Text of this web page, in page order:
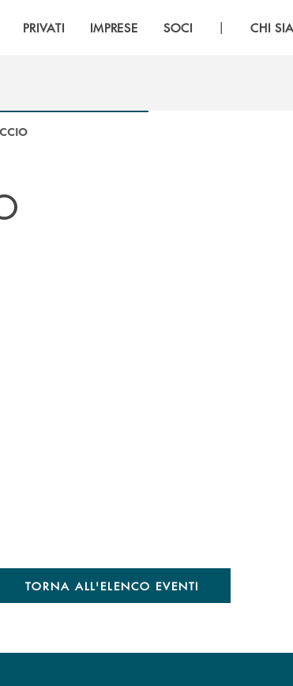
PRIVATI IMPRESE SOCI | CHI
TORNA ALL'ELENCO EVENTI